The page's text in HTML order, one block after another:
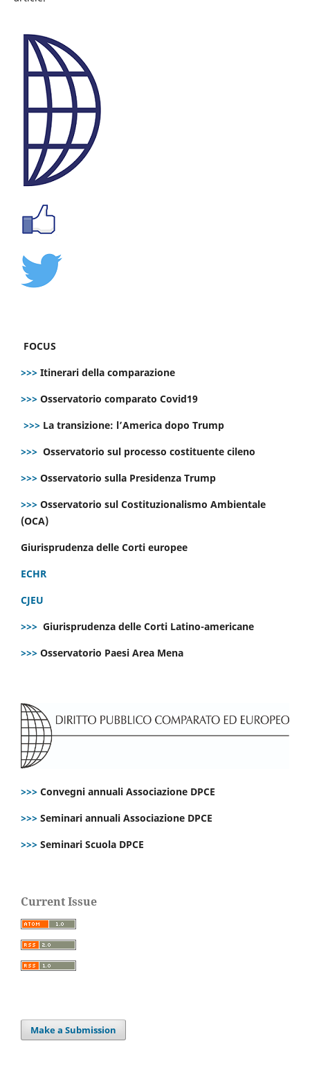
FOCUS
>>> Itinerari della comparazione
>>> Osservatorio comparato Covid19
>>> La transizione: l’America dopo Trump
>>> Osservatorio sul processo costituente cileno
>>> Osservatorio sulla Presidenza Trump
>>> Osservatorio sul Costituzionalismo Ambientale
(OCA)
Giurisprudenza delle Corti europee
ECHR
CJEU
>>> Giurisprudenza delle Corti Latino-americane
>>> Osservatorio Paesi Area Mena
>>> Convegni annuali Associazione DPCE
>>> Seminari annuali Associazione DPCE
>>> Seminari Scuola DPCE
Current Issue
Make a Submission